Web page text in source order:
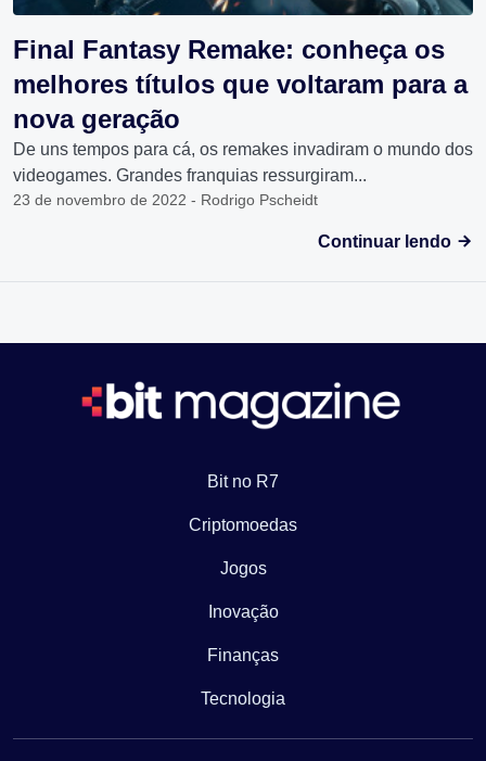
Final Fantasy Remake: conheça os
melhores títulos que voltaram para a
nova geração
De uns tempos para cá, os remakes invadiram o mundo dos
videogames. Grandes franquias ressurgiram...
23 de novembro de 2022 - Rodrigo Pscheidt
Continuar lendo
Bit no R7
Criptomoedas
Jogos
Inovação
Finanças
Tecnologia